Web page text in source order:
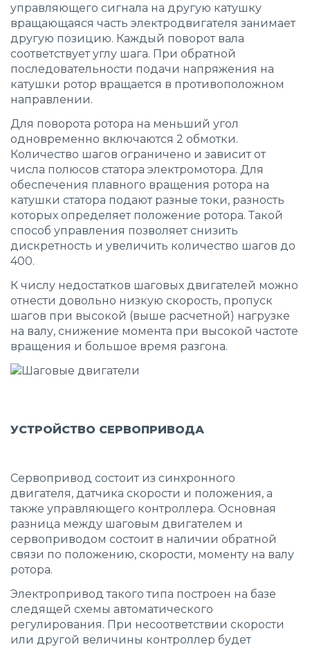
управляющего сигнала на другую катушку
вращающаяся часть электродвигателя занимает
другую позицию. Каждый поворот вала
соответствует углу шага. При обратной
последовательности подачи напряжения на
катушки ротор вращается в противоположном
направлении.
Для поворота ротора на меньший угол
одновременно включаются 2 обмотки.
Количество шагов ограничено и зависит от
числа полюсов статора электромотора. Для
обеспечения плавного вращения ротора на
катушки статора подают разные токи, разность
которых определяет положение ротора. Такой
способ управления позволяет снизить
дискретность и увеличить количество шагов до
400.
К числу недостатков шаговых двигателей можно
отнести довольно низкую скорость, пропуск
шагов при высокой (выше расчетной) нагрузке
на валу, снижение момента при высокой частоте
вращения и большое время разгона.
УСТРОЙСТВО СЕРВОПРИВОДА
Сервопривод состоит из синхронного
двигателя, датчика скорости и положения, а
также управляющего контроллера. Основная
разница между шаговым двигателем и
сервоприводом состоит в наличии обратной
связи по положению, скорости, моменту на валу
ротора.
Электропривод такого типа построен на базе
следящей схемы автоматического
регулирования. При несоответствии скорости
или другой величины контроллер будет